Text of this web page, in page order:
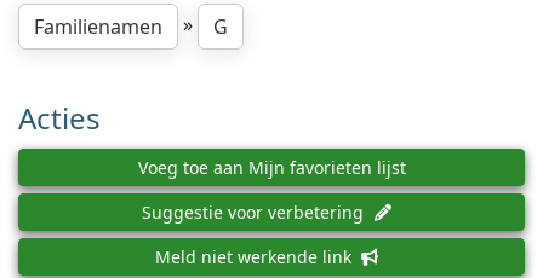
Familienamen
» G
Acties
Voeg toe aan Mijn favorieten lijst
Suggestie voor verbetering
Meld niet werkende link